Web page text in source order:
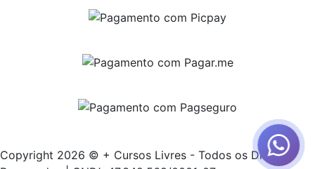
Copyright 2026 © + Cursos Livres - Todos os Direitos